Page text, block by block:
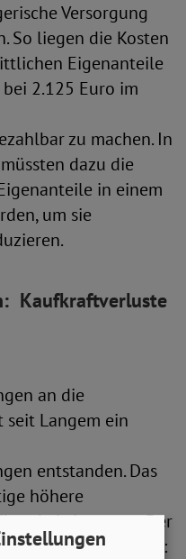
Versorgung
So liegen die Kosten
Eigenanteile
2.125 Euro im
zu machen. In
dazu die
in einem
um sie
Kaufkraftverluste
an die
Langem ein
entstanden. Das
höhere
Leistungen. Der
Sofortmassnahmen: